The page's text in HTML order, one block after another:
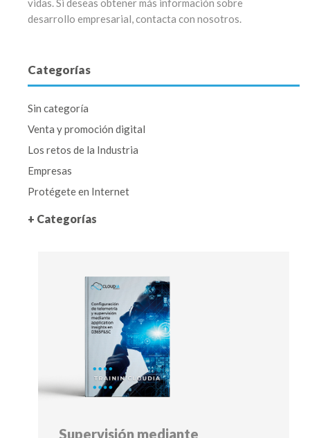
desarrollo empresarial, contacta con nosotros.
Categorías
Sin categoría
Venta y promoción digital
Los retos de la Industria
Empresas
Protégete en Internet
+ Categorías
Supervisión mediante